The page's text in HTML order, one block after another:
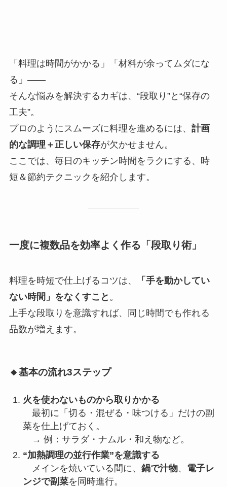
「料理は時間がかかる」「材料が余ってムダにな
る」——
そんな悩みを解決するカギは、“段取り”と“保存の
工夫”。
プロのようにスムーズに料理を進めるには、 計画
的な調理＋正しい保存が欠かせません。
ここでは、毎日のキッチン時間をラクにする、時
短＆節約テクニックを紹介します。
一度に複数品を効率よく作る「段取り術」
料理を時短で仕上げるコツは、
「手を動かしてい
ない時間」をなくすこと 。
上手な段取りを意識すれば、同じ時間でも作れる
品数が増えます。
🔸基本の流れ3ステップ
火を使わないものから取りかかる
最初に「切る・混ぜる・味つける」だけの副
菜を仕上げておく。
→ 例：サラダ・ナムル・和え物など。
“加熱調理の並行作業”を意識する
メインを焼いている間に、 鍋で汁物、 電子レ
ンジで副菜を同時進行。